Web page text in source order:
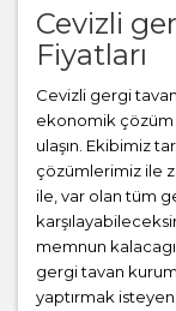
Cevizli
Fiyatları
Cevizli gergi
ekonomik çözüm
ulaşın. Ekibimiz
çözümlerimiz ile
ile, var olan tüm
memnun
gergi tavan
yaptırmak